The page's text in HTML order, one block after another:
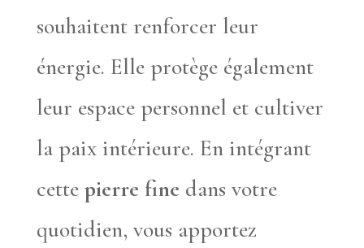
souhaitent renforcer leur
énergie. Elle protège également
leur espace personnel et cultiver
la paix intérieure. En intégrant
cette pierre fine dans votre
quotidien, vous apportez